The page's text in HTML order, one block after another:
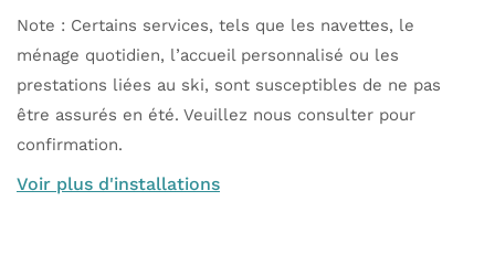
Note : Certains services, tels que les navettes, le
ménage quotidien, l’accueil personnalisé ou les
prestations liées au ski, sont susceptibles de ne pas
être assurés en été. Veuillez nous consulter pour
confirmation.
Voir plus d'installations